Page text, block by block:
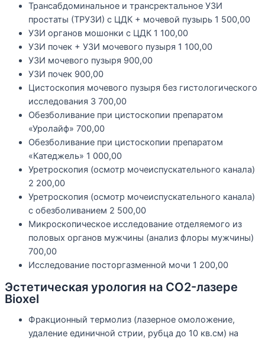
Трансабдоминальное и трансректальное УЗИ
простаты (ТРУЗИ) с ЦДК + мочевой пузырь 1 500,00
УЗИ органов мошонки с ЦДК 1 100,00
УЗИ почек + УЗИ мочевого пузыря 1 100,00
УЗИ мочевого пузыря 900,00
УЗИ почек 900,00
Цистоскопия мочевого пузыря без гистологического
исследования 3 700,00
Обезболивание при цистоскопии препаратом
«Уролайф» 700,00
Обезболивание при цистоскопии препаратом
«Катеджель» 1 000,00
Уретроскопия (осмотр мочеиспускательного канала)
2 200,00
Уретроскопия (осмотр мочеиспускательного канала)
с обезболиванием 2 500,00
Микроскопическое исследование отделяемого из
половых органов мужчины (анализ флоры мужчины)
700,00
Исследование посторгазменной мочи 1 200,00
Эстетическая урология на CO2-лазере
Bioxel
Фракционный термолиз (лазерное омоложение,
удаление единичной стрии, рубца до 10 кв.см) на